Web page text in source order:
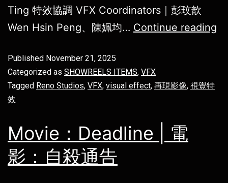
Ting 特效協調 VFX Coordinators｜彭玟歆
Wen Hsin Peng、陳姵均… Continue reading
Published November 21, 2025
Categorized as SHOWREELS ITEMS, VFX
Tagged Reno Studios, VFX, visual effect, 再現影像, 視覺特
效
Movie：Deadline | 電
影：自殺通告